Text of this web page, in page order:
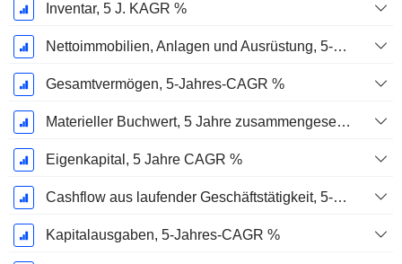
Inventar, 5 J. KAGR %
Nettoimmobilien, Anlagen und Ausrüstung, 5-Jahres-CAGR %
Gesamtvermögen, 5-Jahres-CAGR %
Materieller Buchwert, 5 Jahre zusammengesetzte jährliche Wachstumsrate %
Eigenkapital, 5 Jahre CAGR %
Cashflow aus laufender Geschäftstätigkeit, 5-Jahres-CAGR %
Kapitalausgaben, 5-Jahres-CAGR %